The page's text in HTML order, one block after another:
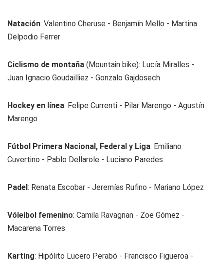
Natación: Valentino Cheruse - Benjamín Mello - Martina
Delpodio Ferrer
Ciclismo de montaña (Mountain bike): Lucía Miralles -
Juan Ignacio Goudailliez - Gonzalo Gajdosech
Hockey en línea: Felipe Currenti - Pilar Marengo - Agustín
Marengo
Fútbol Primera Nacional, Federal y Liga: Emiliano
Cuvertino - Pablo Dellarole - Luciano Paredes
Padel: Renata Escobar - Jeremías Rufino - Mariano López
Vóleibol femenino: Camila Ravagnan - Zoe Gómez -
Macarena Torres
Karting: Hipólito Lucero Perabó - Francisco Figueroa -